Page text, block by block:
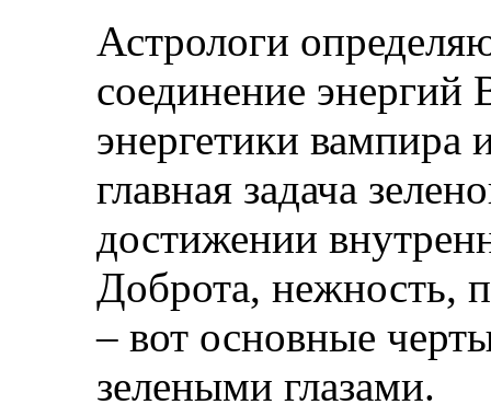
Астрологи
соединение
энергетики
главная задача
достижении
Доброта, нежность,
– вот основные
зелеными глазами.